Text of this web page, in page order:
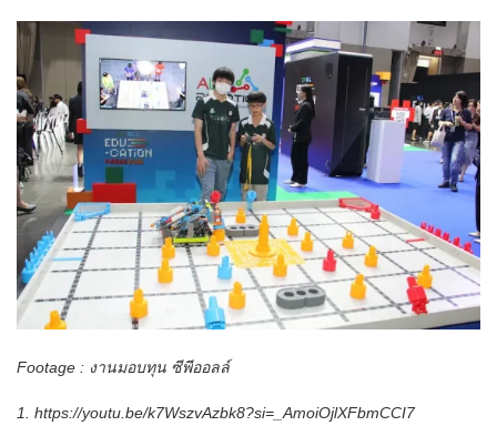
Footage : งานมอบทุน ซีพีออลล์
1. https://youtu.be/k7WszvAzbk8?si=_AmoiOjlXFbmCCI7